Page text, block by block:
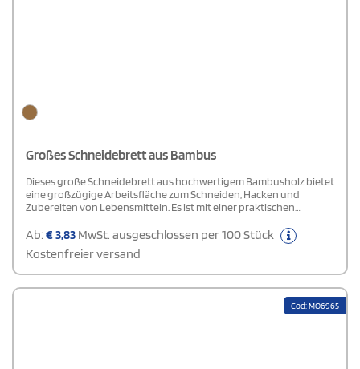
Großes Schneidebrett aus Bambus
Dieses große Schneidebrett aus hochwertigem Bambusholz bietet
eine großzügige Arbeitsfläche zum Schneiden, Hacken und
Zubereiten von Lebensmitteln. Es ist mit einer praktischen
Aussparung zum einfachen Aufhängen ausgestattet, sodass es
platzsparend verstaut werden kann. Bambus ist ein
umweltfreundliches und natürliches Material, das für seine
Langlebigkeit und Widerstandsfähigkeit bekannt ist.
Ab:€3,83 MwSt. ausgeschlossen per 100 Stück
Kostenfreier versand
Cod: MO6965